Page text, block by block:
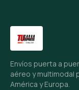
Envíos puerta a
aéreo y multimodal
América y Europa.